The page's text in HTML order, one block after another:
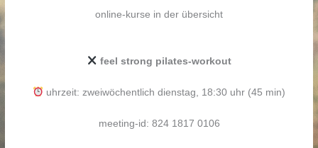
online-kurse in der übersicht
feel strong pilates-workout
uhrzeit: zweiwöchentlich dienstag, 18:30 uhr (45 min)
meeting-id: 824 1817 0106